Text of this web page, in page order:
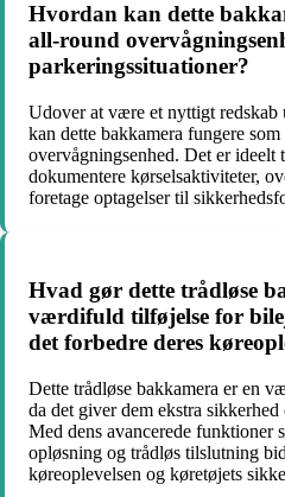
Hvordan kan dette
all-round
parkeringssituationer?
Udover at være et nyttigt redskab
kan dette bakkamera fungere
overvågningsenhed. Det er ideelt
dokumentere kørselsaktiviteter,
foretage optagelser til
Hvad gør dette trådløse
værdifuld tilføjelse for
det forbedre deres
Dette trådløse bakkamera er en
da det giver dem ekstra
Med dens avancerede funktioner
opløsning og trådløs tilslutning
køreoplevelsen og køretøjets